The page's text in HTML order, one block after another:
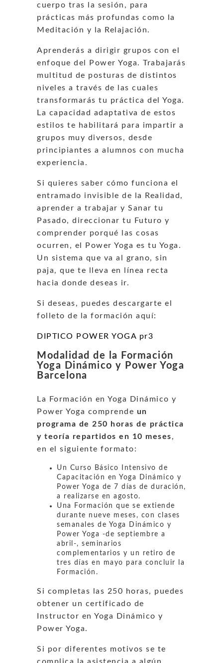
cuerpo tras la sesión, para
prácticas más profundas como la
Meditación y la Relajación.
Aprenderás a dirigir grupos con el
enfoque del Power Yoga. Trabajarás
multitud de posturas de distintos
niveles a través de las cuales
transformarás tu práctica del Yoga.
La capacidad adaptativa de estos
estilos te habilitará para impartir a
grupos muy diversos, desde
principiantes a alumnos con mucha
experiencia.
Si quieres saber cómo funciona el
entramado invisible de la Realidad,
aprender a trabajar y Sanar tu
Pasado, direccionar tu Futuro y
comprender porqué las cosas
ocurren, el Power Yoga es tu Yoga.
Un sistema que va al grano, sin
paja, que te lleva en línea recta
hacia donde deseas ir.
Si deseas, puedes descargarte el
folleto de la formación aquí:
DIPTICO POWER YOGA pr3
Modalidad de la Formación
Yoga Dinámico y Power Yoga
Barcelona
La Formación en Yoga Dinámico y
Power Yoga comprende un
programa de 250 horas de práctica
y teoría repartidos en 10 meses,
en el siguiente formato:
Un Curso Básico Intensivo de
Capacitación en Yoga Dinámico y
Power Yoga de 7 días de duración,
a realizarse en agosto.
Una Formación que se extiende
durante nueve meses, con clases
semanales de Yoga Dinámico y
Power Yoga -de septiembre a
abril-, seminarios
complementarios y un retiro de
tres días en mayo para concluir la
Formación.
Si completas las 250 horas, puedes
obtener un certificado de
Instructor en Yoga Dinámico y
Power Yoga.
Si por diferentes motivos se te
complica la asistencia a algún